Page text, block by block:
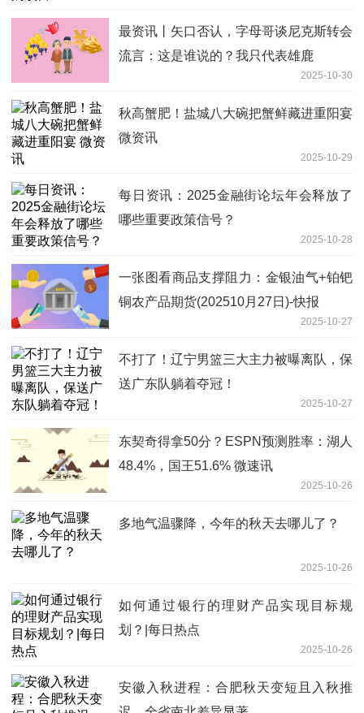
最资讯丨矢口否认，字母哥谈尼克斯转会
流言：这是谁说的？我只代表雄鹿
2025-10-30
秋高蟹肥！盐城八大碗把蟹鲜藏进重阳宴
微资讯
2025-10-29
每日资讯：2025金融街论坛年会释放了
哪些重要政策信号？
2025-10-28
一张图看商品支撑阻力：金银油气+铂钯
铜农产品期货(202510月27日)-快报
2025-10-27
不打了！辽宁男篮三大主力被曝离队，保
送广东队躺着夺冠！
2025-10-27
东契奇得拿50分？ESPN预测胜率：湖人
48.4%，国王51.6% 微速讯
2025-10-26
多地气温骤降，今年的秋天去哪儿了？
2025-10-26
如何通过银行的理财产品实现目标规
划？|每日热点
2025-10-26
安徽入秋进程：合肥秋天变短且入秋推